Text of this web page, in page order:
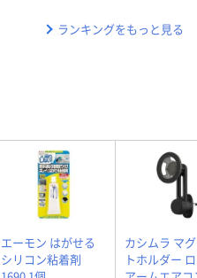
ランキングをもっと見る
エーモン はがせる
シリコン粘着剤
カシムラ マ
トホルダー